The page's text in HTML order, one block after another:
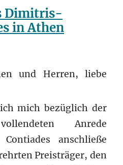
Dimitris-
in Athen
und Herren, liebe
mich bezüglich der
Anrede
anschließe
Preisträger, den